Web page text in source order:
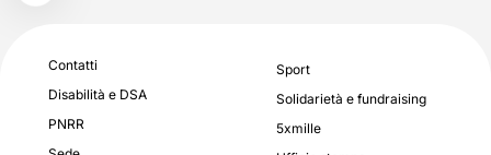
Contatti
Disabilità e DSA
PNRR
Sport
Solidarietà e fundraising
5xmille